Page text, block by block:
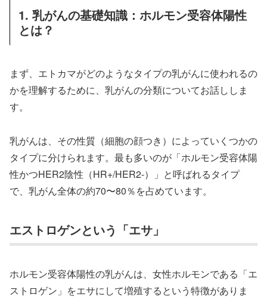
1. 乳がんの基礎知識：ホルモン受容体陽性
とは？
まず、エトカマがどのようなタイプの乳がんに使われるの
かを理解するために、乳がんの分類についてお話ししま
す。
乳がんは、その性質（細胞の顔つき）によっていくつかの
タイプに分けられます。最も多いのが「ホルモン受容体陽
性かつHER2陰性（HR+/HER2-）」と呼ばれるタイプ
で、乳がん全体の約70〜80％を占めています。
エストロゲンという「エサ」
ホルモン受容体陽性の乳がんは、女性ホルモンである「エ
ストロゲン」をエサにして増殖するという特徴がありま